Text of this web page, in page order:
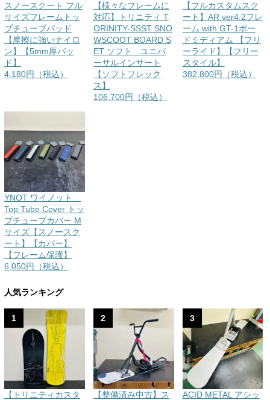
スノースクート フル
サイズフレームトッ
プチューブパッド
【摩擦に強いナイロ
ン】【5mm厚パッ
ド】
4,180円（税込）
【様々なフレームに
対応】トリニティ T
ORINITY-SSST SNO
WSCOOT BOARD S
ET ソフト ユニバ
ーサルインサート
【ソフトフレック
ス】
106,700円（税込）
【フルカスタムスク
ート】AR ver4.2フレ
ーム with GT-1ボー
ドミディアム 【フリ
ーライド】【フリー
スタイル】
382,800円（税込）
YNOT ワイノット
Top Tube Cover トッ
プチューブカバー M
サイズ【スノースク
ート】【カバー】
【フレーム保護】
6,050円（税込）
人気ランキング
1
【トリニティカスタ
2
【整備済み中古】ス
3
ACID METAL アシッ